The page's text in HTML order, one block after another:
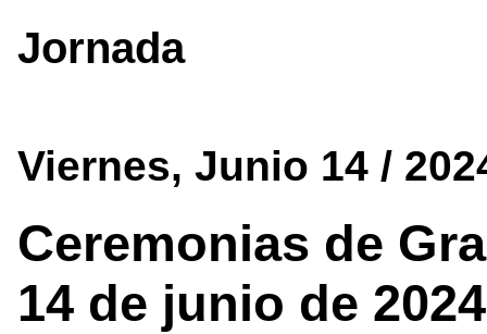
Jornada
Viernes, Junio 14 /
Ceremonias de
14 de junio de 2024